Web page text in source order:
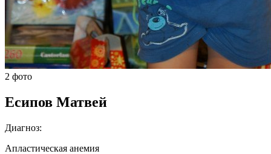
2 фото
Есипов Матвей
Диагноз:
Апластическая анемия